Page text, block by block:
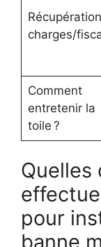
charges/
Comment
entretenir la
toile ?
Quelles
pour
banne